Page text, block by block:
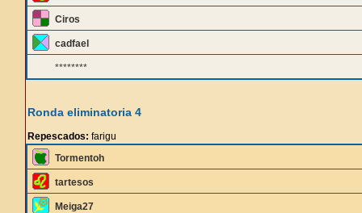
Ciros
cadfael
********
Ronda eliminatoria 4
Repescados: farigu
Tormentoh
tartesos
Meiga27